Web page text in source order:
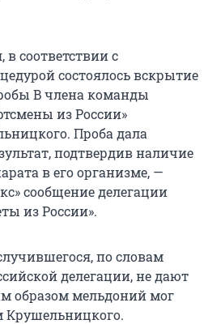
в соответствии с
состоялось вскрытие
B члена команды
из России»
Проба дала
подтвердив наличие
в его организме, —
сообщение делегации
из России».
по словам
делегации, не дают
образом мельдоний мог
Крушельницкого.